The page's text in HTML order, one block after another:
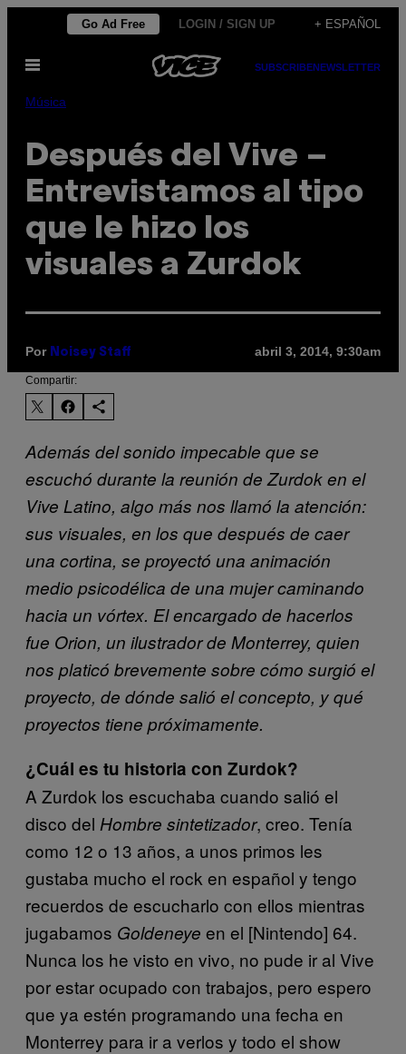
contenido
Go Ad Free LOGIN / SIGN UP + ESPAÑOL
Abrir
SUBSCRIBENEWSLETTER
Música
Después del Vive –
Entrevistamos al tipo
que le hizo los
visuales a Zurdok
Por Noisey Staff abril 3, 2014, 9:30am
Compartir:
Además del sonido impecable que se
escuchó durante la reunión de Zurdok en el
Vive Latino, algo más nos llamó la atención:
sus visuales, en los que después de caer
una cortina, se proyectó una animación
medio psicodélica de una mujer caminando
hacia un vórtex. El encargado de hacerlos
fue Orion, un ilustrador de Monterrey, quien
nos platicó brevemente sobre cómo surgió el
proyecto, de dónde salió el concepto, y qué
proyectos tiene próximamente.
¿Cuál es tu historia con Zurdok?
A Zurdok los escuchaba cuando salió el
disco del Hombre sintetizador, creo. Tenía
como 12 o 13 años, a unos primos les
gustaba mucho el rock en español y tengo
recuerdos de escucharlo con ellos mientras
jugabamos Goldeneye en el [Nintendo] 64.
Nunca los he visto en vivo, no pude ir al Vive
por estar ocupado con trabajos, pero espero
que ya estén programando una fecha en
Monterrey para ir a verlos y todo el show